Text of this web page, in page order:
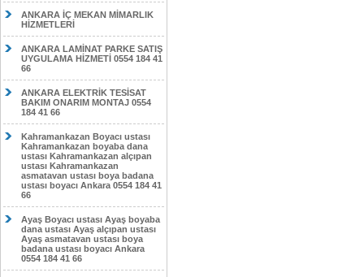
ANKARA İÇ MEKAN MİMARLIK
HİZMETLERİ
ANKARA LAMİNAT PARKE SATIŞ
UYGULAMA HİZMETİ 0554 184 41
66
ANKARA ELEKTRİK TESİSAT
BAKIM ONARIM MONTAJ 0554
184 41 66
Kahramankazan Boyacı ustası
Kahramankazan boyaba dana
ustası Kahramankazan alçıpan
ustası Kahramankazan
asmatavan ustası boya badana
ustası boyacı Ankara 0554 184 41
66
Ayaş Boyacı ustası Ayaş boyaba
dana ustası Ayaş alçıpan ustası
Ayaş asmatavan ustası boya
badana ustası boyacı Ankara
0554 184 41 66